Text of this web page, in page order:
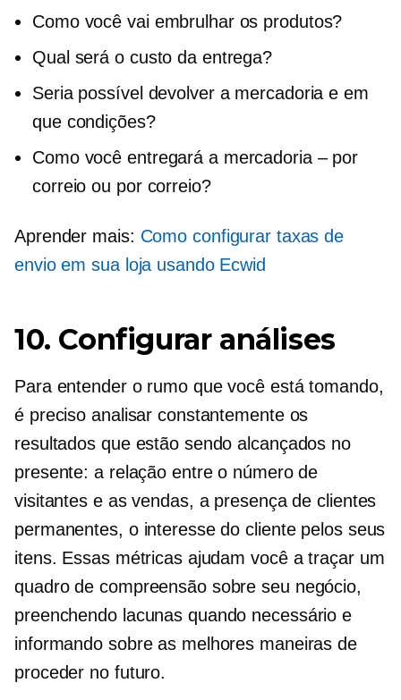
Como você vai embrulhar os produtos?
Qual será o custo da entrega?
Seria possível devolver a mercadoria e em
que condições?
Como você entregará a mercadoria – por
correio ou por correio?
Aprender mais: Como configurar taxas de
envio em sua loja usando Ecwid
10. Configurar análises
Para entender o rumo que você está tomando,
é preciso analisar constantemente os
resultados que estão sendo alcançados no
presente: a relação entre o número de
visitantes e as vendas, a presença de clientes
permanentes, o interesse do cliente pelos seus
itens. Essas métricas ajudam você a traçar um
quadro de compreensão sobre seu negócio,
preenchendo lacunas quando necessário e
informando sobre as melhores maneiras de
proceder no futuro.